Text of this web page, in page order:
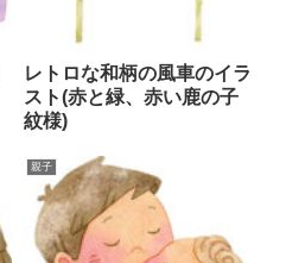
レトロな和柄の風車のイラ
スト(赤と緑、赤い鹿の子
紋様)
親子